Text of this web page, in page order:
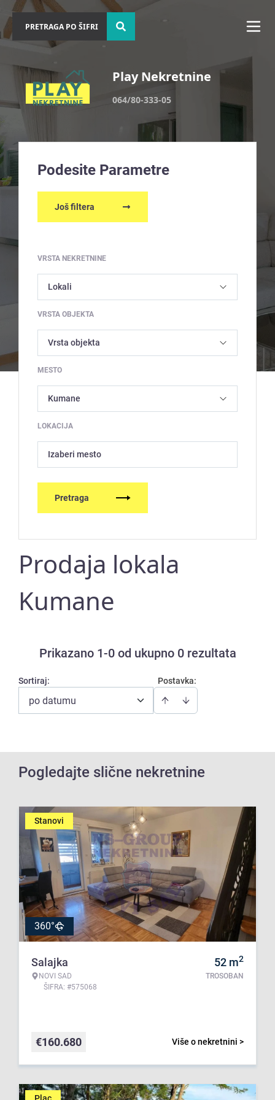
Play Nekretnine
064/80-333-05
Podesite Parametre
Još filtera
VRSTA NEKRETNINE
VRSTA OBJEKTA
MESTO
LOKACIJA
Izaberi mesto
Pretraga
Prodaja lokala
Kumane
Prikazano 1-0 od ukupno 0 rezultata
Postavka:
Sortiraj:
po datumu
Pogledajte slične nekretnine
Stanovi
360°
Salajka
NOVI SAD
ŠIFRA: #575068
52 m2
TROSOBAN
Više o nekretnini >
€160.680